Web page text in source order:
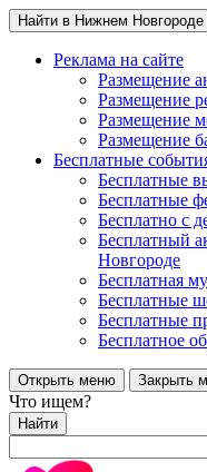
Найти в Нижнем Новгороде
Реклама на сайте
Размещение
Размещение
Размещение
Размещение
Бесплатные
Бесплатные
Бесплатные
Бесплатно с
Бесплатный
Новгороде
Бесплатная
Бесплатные
Бесплатные
Бесплатное
Открыть меню Закрыть
Что ищем?
Найти